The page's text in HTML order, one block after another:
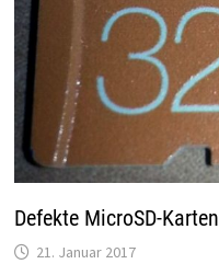
Defekte MicroSD-Karten
21. Januar 2017